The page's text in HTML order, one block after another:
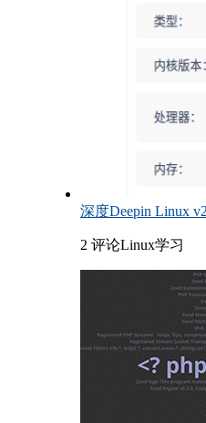
深度Deepin Linux
2 评论Linux学习